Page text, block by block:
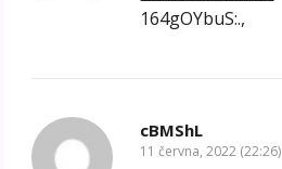
164gOYbuS:.,
cBMShL
11 června, 2022 (22:26)